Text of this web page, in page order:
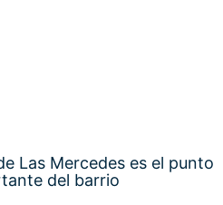
Se trata deLas
nombre del parque
nombre. Situada entre la